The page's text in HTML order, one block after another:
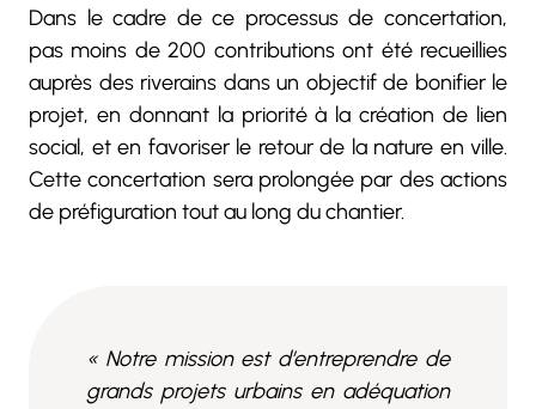
Dans le cadre de ce processus de concertation,
pas moins de 200 contributions ont été recueillies
auprès des riverains dans un objectif de bonifier le
projet, en donnant la priorité à la création de lien
social, et en favoriser le retour de la nature en ville.
Cette concertation sera prolongée par des actions
de préfiguration tout au long du chantier.
« Notre mission est d’entreprendre de
grands projets urbains en adéquation